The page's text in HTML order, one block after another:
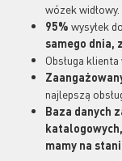
wózek widłowy.
95% wysyłek
samego dnia,
Obsługa klienta
najlepszą
Baza danych
katalogowych,
mamy na